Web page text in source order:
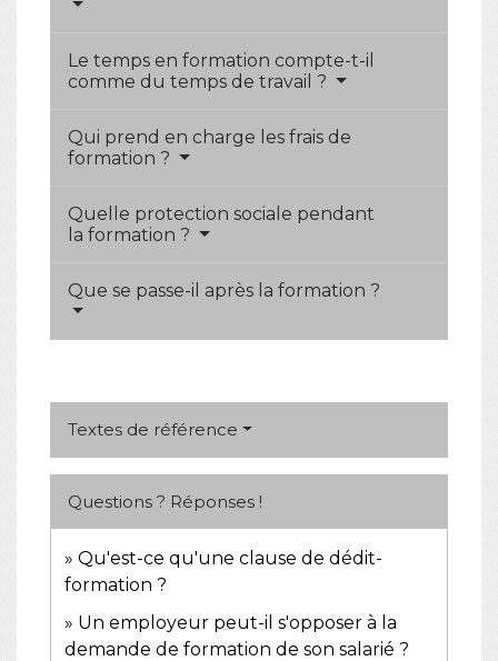
Le temps en formation compte-t-il
comme du temps de travail ?
Qui prend en charge les frais de
formation ?
Quelle protection sociale pendant
la formation ?
Que se passe-il après la formation ?
Textes de référence
Questions ? Réponses !
Qu'est-ce qu'une clause de dédit-
formation ?
Un employeur peut-il s'opposer à la
demande de formation de son salarié ?